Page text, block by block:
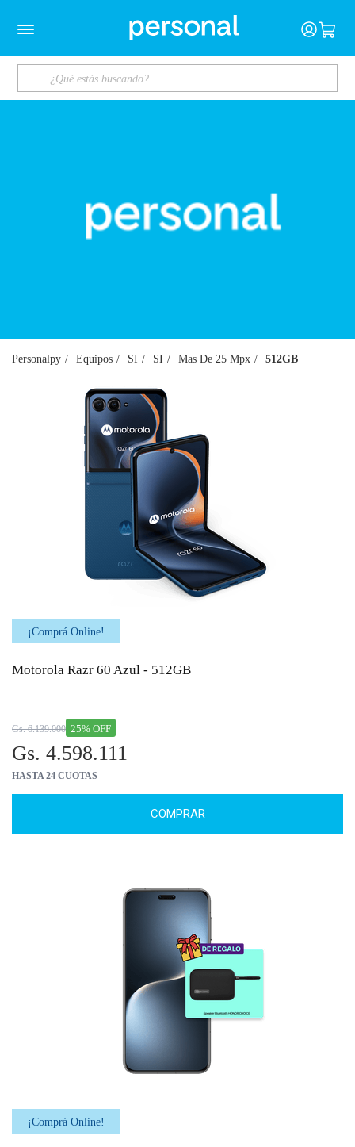
Personalpy Equipos SI SI Mas De 25 Mpx 512GB
¡Comprá Online!
Motorola Razr 60 Azul - 512GB
25% OFF
Gs. 6.139.000
Gs. 4.598.111
HASTA 24 CUOTAS
COMPRAR
¡Comprá Online!